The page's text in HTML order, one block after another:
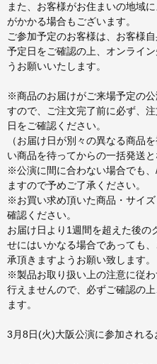
また、お客様がお住まいの地域
がかかる場合もございます。
ご参加予定のお客様は、お客様
予定日をご確認の上、オンライ
うお願いいたします。
※商品のお届けがご来場予定の
すので、ご注文完了前に必ず、
日をご確認ください。
（お届け日が別々の異なる商品
い商品を待ってからの一括発送と
※公演に間に合わない場合でも
ますので予めご了承ください。
※お買い求め頂いた商品・サイ
確認ください。
お届け日より1週間を超えた後の
せにはいかなる場合であっても
承頂きますようお願い致します。
※製品お取り扱い上の注意に従
行えませんので、必ずご確認の
ます。
3月8日(火)大阪公演に参加される